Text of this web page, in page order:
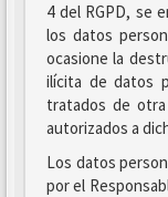
4 del RGPD, se
los datos
ocasione la
ilícita de datos
tratados de
autorizados a
Los datos
por el